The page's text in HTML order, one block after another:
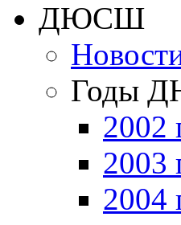
ДЮСШ
Годы
2002
2003
2004